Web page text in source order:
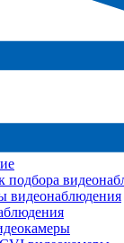
видеонаблюдения